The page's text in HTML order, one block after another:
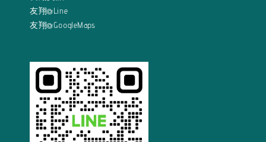
友翔@Line
友翔@GoogleMaps